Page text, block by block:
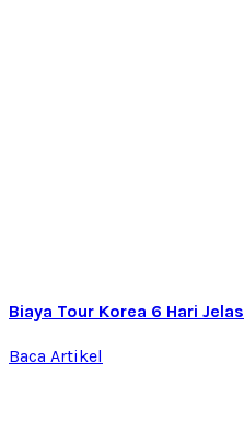
Biaya Tour Korea 6 Hari
Baca Artikel